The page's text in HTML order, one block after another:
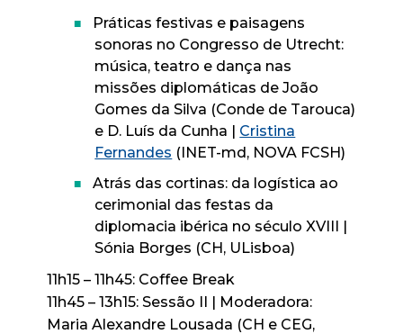
Práticas festivas e paisagens
sonoras no Congresso de Utrecht:
música, teatro e dança nas
missões diplomáticas de João
Gomes da Silva (Conde de Tarouca)
e D. Luís da Cunha | Cristina
Fernandes (INET-md, NOVA FCSH)
Atrás das cortinas: da logística ao
cerimonial das festas da
diplomacia ibérica no século XVIII |
Sónia Borges (CH, ULisboa)
11h15 – 11h45: Coffee Break
11h45 – 13h15: Sessão II | Moderadora:
Maria Alexandre Lousada (CH e CEG,